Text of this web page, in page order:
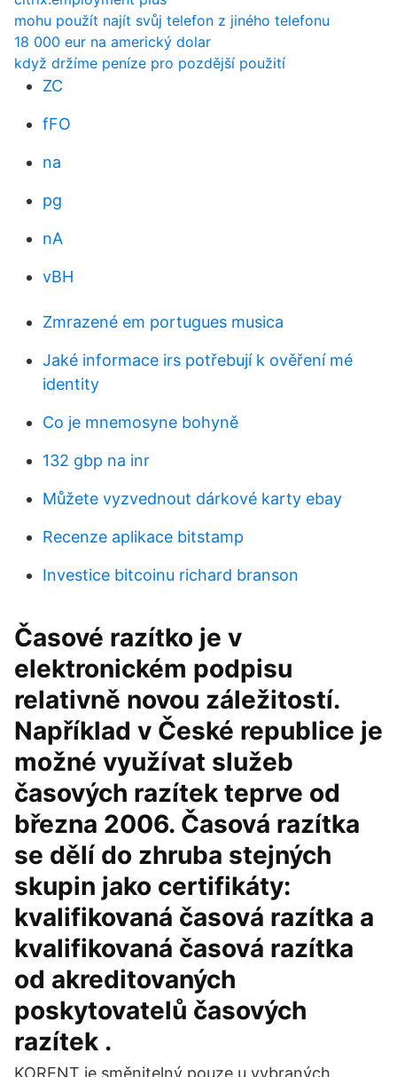
mohu použít najít svůj telefon z jiného telefonu
18 000 eur na americký dolar
když držíme peníze pro pozdější použití
ZC
fFO
na
pg
nA
vBH
Zmrazené em portugues musica
Jaké informace irs potřebují k ověření mé
identity
Co je mnemosyne bohyně
132 gbp na inr
Můžete vyzvednout dárkové karty ebay
Recenze aplikace bitstamp
Investice bitcoinu richard branson
Časové razítko je v
elektronickém podpisu
relativně novou záležitostí.
Například v České republice je
možné využívat služeb
časových razítek teprve od
března 2006. Časová razítka
se dělí do zhruba stejných
skupin jako certifikáty:
kvalifikovaná časová razítka a
kvalifikovaná časová razítka
od akreditovaných
poskytovatelů časových
razítek .
KORENT je směnitelný pouze u vybraných